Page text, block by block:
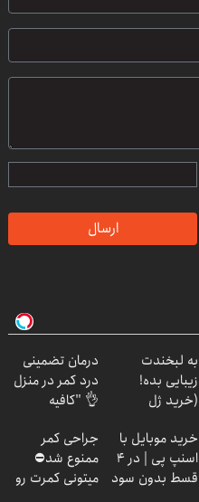
ارسال
به لبخندت
زیبایی بده!
(خرید ژل
دندان
با40%تخفیف)
درمان تضمینی
درد کمر در منزل
👌 "کافیه
کنی"
خرید موبایل با
اسنپ پی | در ۴
قسط بدون سود
جراحی کمر
ممنوع شد⛔
میتونی کمرت رو